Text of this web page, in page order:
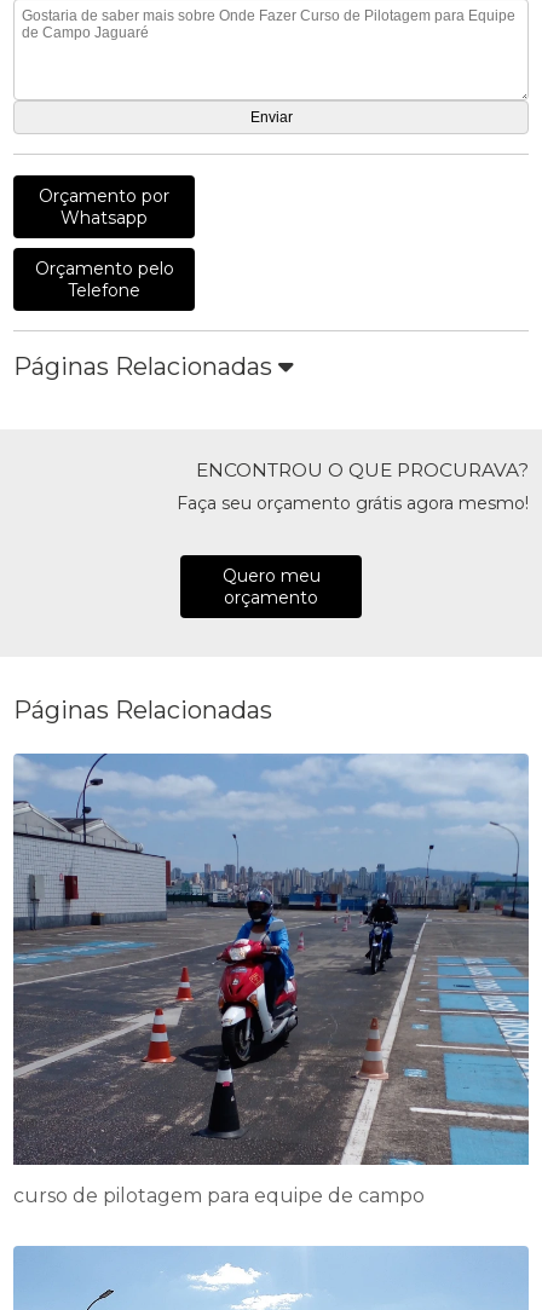
Orçamento por
Whatsapp
Orçamento pelo
Telefone
Páginas Relacionadas
ENCONTROU O QUE PROCURAVA?
Faça seu orçamento grátis agora mesmo!
Quero meu
orçamento
Páginas Relacionadas
curso de pilotagem para equipe de campo